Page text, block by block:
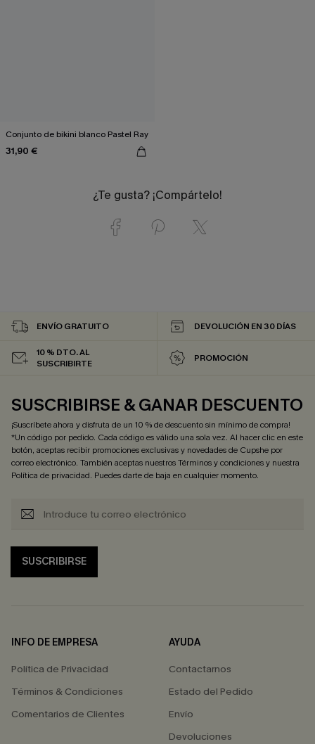
Conjunto de bikini blanco Pastel Ray
31,90 €
¿Te gusta? ¡Compártelo!
ENVÍO GRATUITO DEVOLUCIÓN EN 30 DÍAS
10 % DTO. AL
SUSCRIBIRTE
PROMOCIÓN
SUSCRIBIRSE & GANAR DESCUENTO
¡Suscríbete ahora y disfruta de un 10 % de descuento sin mínimo de compra!
*Un código por pedido. Cada código es válido una sola vez. Al hacer clic en este
botón, aceptas recibir promociones exclusivas y novedades de Cupshe por
correo electrónico. También aceptas nuestrosTérminos y condicionesy nuestra
Política de privacidad. Puedes darte de baja en cualquier momento.
SUSCRIBIRSE
INFO DE EMPRESA
Política de Privacidad
Términos & Condiciones
Comentarios de Clientes
AYUDA
Contactarnos
Estado del Pedido
Envío
Devoluciones